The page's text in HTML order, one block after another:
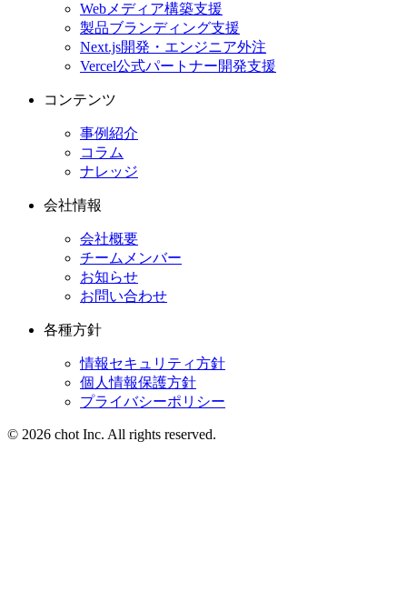
Webメディア構築支援
製品ブランディング支援
Next.js開発・エンジニア外注
Vercel公式パートナー開発支援
コンテンツ
事例紹介
コラム
ナレッジ
会社情報
会社概要
チームメンバー
お知らせ
お問い合わせ
各種方針
情報セキュリティ方針
個人情報保護方針
プライバシーポリシー
© 2026 chot Inc. All rights reserved.